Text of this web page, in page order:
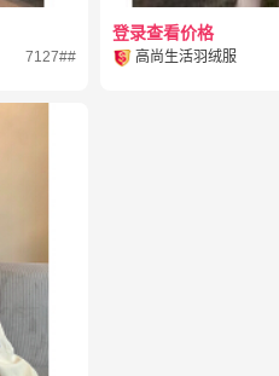
7127##
登录查看价格
高尚生活羽绒服